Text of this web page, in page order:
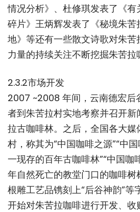
情况分析》、杜修琪发表了《有
碎片》王炳辉发表了《秘境朱
地》等还有一些散文诗歌对朱
力量的持续关注不断挖掘朱苦拉
2.3.2市场开发
2007 ~2008 年间，云南德宏后
者到朱苦拉村实地考察并召开
拉古咖啡林。之后，全国各大
村，称其为“中国咖啡之源”“中
一现存的百年古咖啡林”“中国咖
年自然死亡的教堂门口的咖啡
根雕工艺品镌刻上“后谷神韵”等
开始对朱苦拉咖啡进行开发、